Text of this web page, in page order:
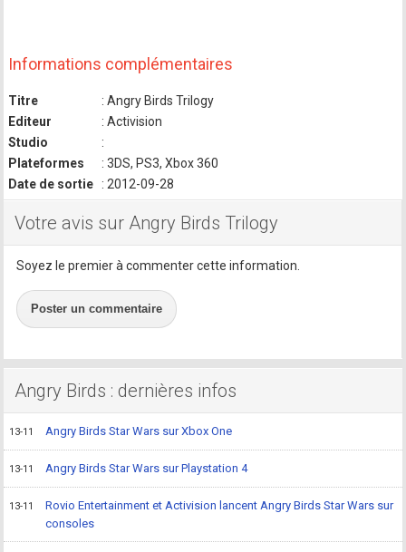
Informations complémentaires
Titre
: Angry Birds Trilogy
Editeur
: Activision
Studio
:
Plateformes
: 3DS, PS3, Xbox 360
Date de sortie
: 2012-09-28
Votre avis sur Angry Birds Trilogy
Soyez le premier à commenter cette information.
Poster un commentaire
Angry Birds : dernières infos
13-11 Angry Birds Star Wars sur Xbox One
13-11 Angry Birds Star Wars sur Playstation 4
13-11
Rovio Entertainment et Activision lancent Angry Birds Star Wars sur
consoles